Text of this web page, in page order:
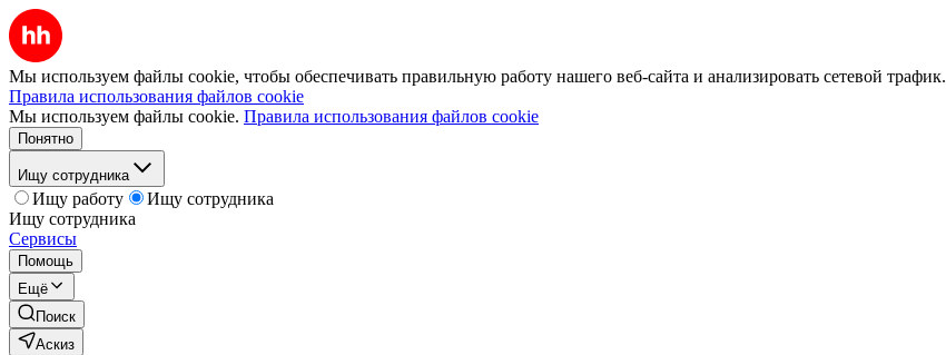
Мы используем файлы cookie, чтобы обеспечивать правильную работу нашего веб-сайта и анализировать сетевой трафик.
Правила использования файлов cookie
Мы используем файлы cookie. Правила использования файлов cookie
Понятно
Ищу сотрудника
Ищу работу
Ищу сотрудника
Ищу сотрудника
Сервисы
Помощь
Ещё
Поиск
Аскиз